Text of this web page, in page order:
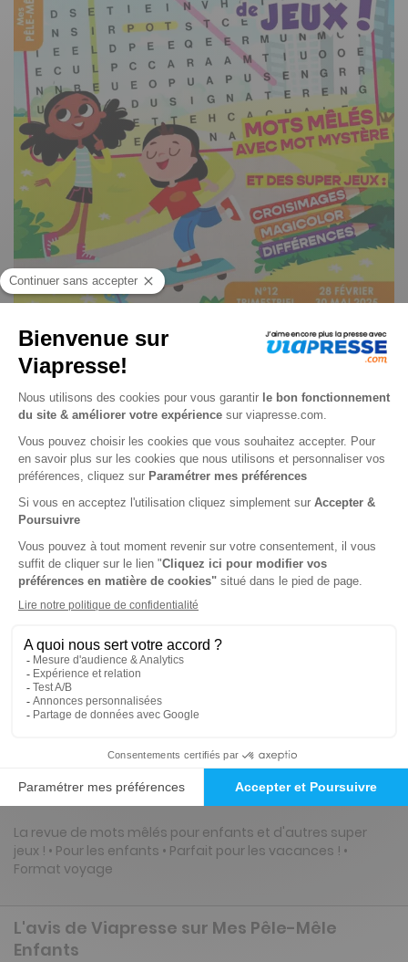
Je choisis un support
Papier
Je choisis une durée
-25%
Abonnement 1 an
4 n° • Papier
14€
Tarif France métropolitaine
Renouvellement à date d’anniversaire
Présentation du magazine Mes Pêle-Mêle
Enfants
La revue de mots mêlés pour enfants et d'autres super
jeux ! • Pour les enfants • Parfait pour les vacances ! •
Format voyage
L'avis de Viapresse sur Mes Pêle-Mêle
Enfants